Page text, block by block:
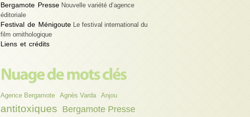
Bergamote Presse Nouvelle variété d’agence
éditoriale
Festival de Ménigoute Le festival international du
film ornithologique
Liens et crédits
Agence Bergamote Agnès Varda Anjou
antitoxiques Bergamote Presse